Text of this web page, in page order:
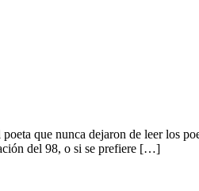
que nunca dejaron de leer los
del 98, o si se prefiere […]